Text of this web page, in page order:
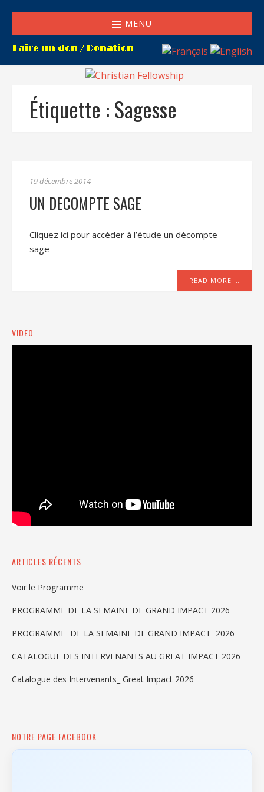
MENU
Étiquette :Sagesse
19 décembre 2014
UN DECOMPTE SAGE
Cliquez ici pour accéder à l’étude un décompte
sage
READ MORE …
VIDEO
ARTICLES RÉCENTS
Voir le Programme
PROGRAMME DE LA SEMAINE DE GRAND IMPACT 2026
PROGRAMME DE LA SEMAINE DE GRAND IMPACT 2026
CATALOGUE DES INTERVENANTS AU GREAT IMPACT 2026
Catalogue des Intervenants_ Great Impact 2026
NOTRE PAGE FACEBOOK